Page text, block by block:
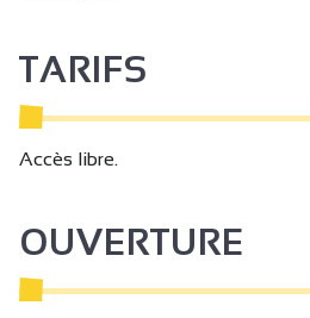
TARIFS
Accès libre.
OUVERTURE